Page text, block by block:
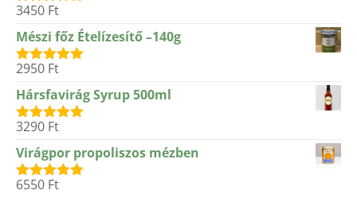
Értékelés:
3450 Ft
Mészi főz Ételízesítő –140g
Értékelés:
2950 Ft
Hársfavirág Syrup 500ml
Értékelés:
3290 Ft
Virágpor propoliszos mézben
Értékelés:
6550 Ft